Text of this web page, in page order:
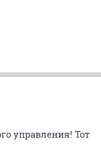
управления! Тот